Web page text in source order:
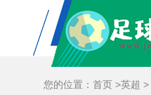
您的位置： 首页 >英超 >